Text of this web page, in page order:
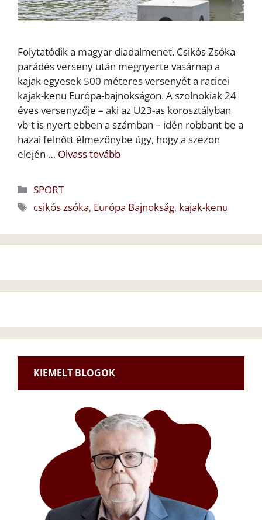
Folytatódik a magyar diadalmenet. Csikós Zsóka
parádés verseny után megnyerte vasárnap a
kajak egyesek 500 méteres versenyét a racicei
kajak-kenu Európa-bajnokságon. A szolnokiak 24
éves versenyzője – aki az U23-as korosztályban
vb-t is nyert ebben a számban – idén robbant be a
hazai felnőtt élmezőnybe úgy, hogy a szezon
elején … Olvass tovább
Kategória
SPORT
Címkék
csikós zsóka, Európa Bajnokság, kajak-kenu
KIEMELT BLOGOK